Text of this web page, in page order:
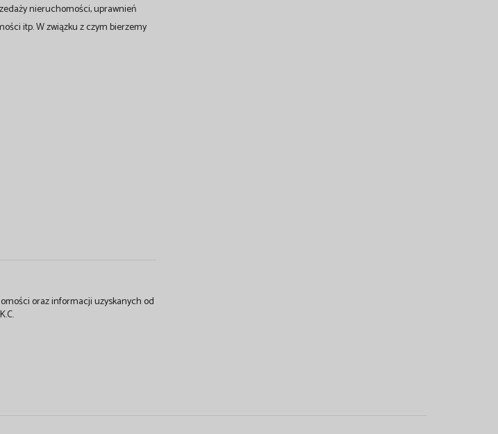
nieruchomości, uprawnień
itp. W związku z czym bierzemy
oraz informacji uzyskanych od